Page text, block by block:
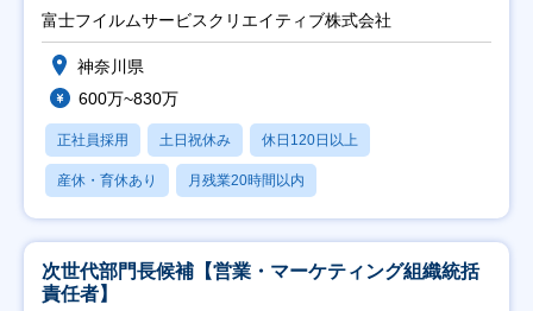
富士フイルムサービスクリエイティブ株式会社
神奈川県
600万~830万
正社員採用 土日祝休み 休日120日以上
産休・育休あり 月残業20時間以内
次世代部門長候補【営業・マーケティング組織統括
責任者】